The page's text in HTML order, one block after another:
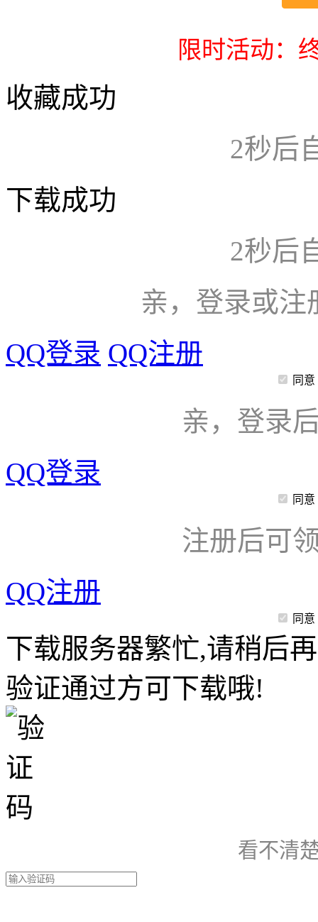
限时活动：
收藏成功
2秒后
下载成功
2秒后
亲，登录或注
QQ登录 QQ注册
同意
亲，登录
QQ登录
同意
注册后可
QQ注册
同意
下载服务器繁忙,请稍后
验证通过方可下载哦!
看不清